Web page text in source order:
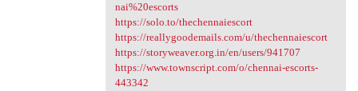
nai%20escorts
https://solo.to/thechennaiescort
https://reallygoodemails.com/u/thechennaiescort
https://storyweaver.org.in/en/users/941707
https://www.townscript.com/o/chennai-escorts-
443342